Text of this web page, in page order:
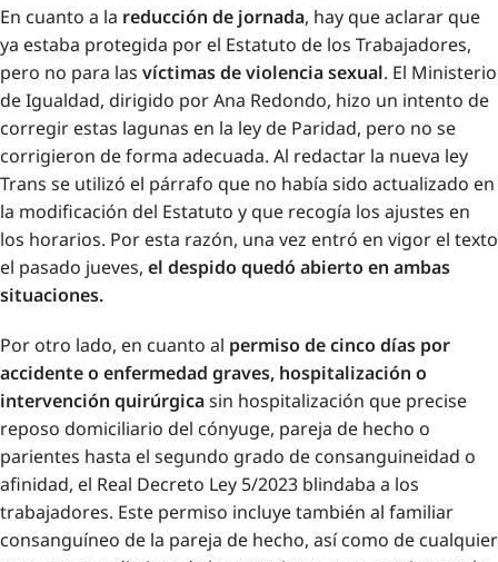
En cuanto a la reducción de jornada, hay que aclarar que
ya estaba protegida por el Estatuto de los Trabajadores,
pero no para las víctimas de violencia sexual. El Ministerio
de Igualdad, dirigido por Ana Redondo, hizo un intento de
corregir estas lagunas en la ley de Paridad, pero no se
corrigieron de forma adecuada. Al redactar la nueva ley
Trans se utilizó el párrafo que no había sido actualizado en
la modificación del Estatuto y que recogía los ajustes en
los horarios. Por esta razón, una vez entró en vigor el texto
el pasado jueves, el despido quedó abierto en ambas
situaciones.
Por otro lado, en cuanto al permiso de cinco días por
accidente o enfermedad graves, hospitalización o
intervención quirúrgicasin hospitalización que precise
reposo domiciliario del cónyuge, pareja de hecho o
parientes hasta el segundo grado de consanguineidad o
afinidad, el Real Decreto Ley 5/2023 blindaba a los
trabajadores. Este permiso incluye también al familiar
consanguíneo de la pareja de hecho, así como de cualquier